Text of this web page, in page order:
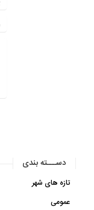
دســـته بندی
تازه های شهر
عمومی